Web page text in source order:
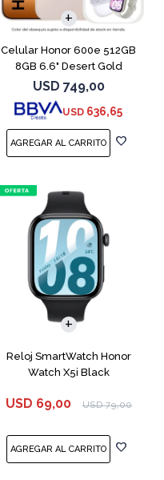
Celular Honor 600e 512GB
8GB 6.6" Desert Gold
USD 749,00
USD 636,65
Reloj SmartWatch Honor
Watch X5i Black
USD 69,00 USD 79,00